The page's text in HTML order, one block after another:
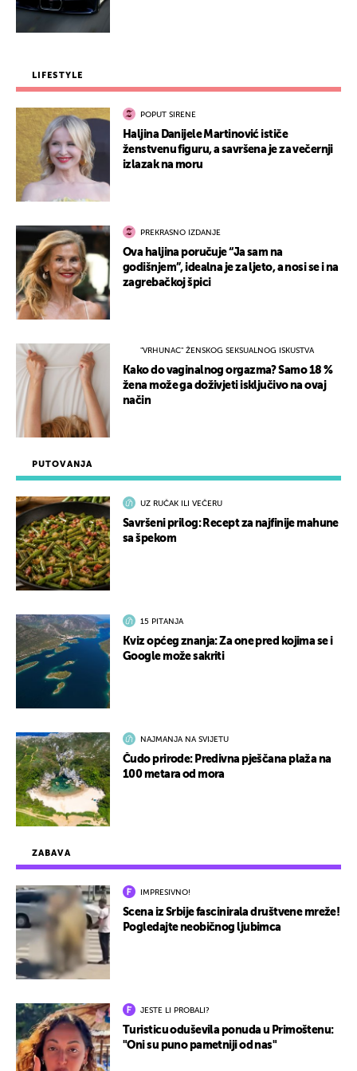
ZABAVA
IMPRESIVNO!
Scena iz Srbije fascinirala društvene mreže!
Pogledajte neobičnog ljubimca
JESTE LI PROBALI?
Turisticu oduševila ponuda u Primoštenu:
"Oni su puno pametniji od nas"
PUTOVANJA
UZ RUČAK ILI VEČERU
Savršeni prilog: Recept za najfinije mahune
sa špekom
15 PITANJA
Kviz općeg znanja: Za one pred kojima se i
Google može sakriti
NAJMANJA NA SVIJETU
Čudo prirode: Predivna pješčana plaža na
100 metara od mora
LIFESTYLE
POPUT SIRENE
Haljina Danijele Martinović ističe
ženstvenu figuru, a savršena je za večernji
izlazak na moru
PREKRASNO IZDANJE
Ova haljina poručuje “Ja sam na
godišnjem”, idealna je za ljeto, a nosi se i na
zagrebačkoj špici
"VRHUNAC" ŽENSKOG SEKSUALNOG ISKUSTVA
Kako do vaginalnog orgazma? Samo 18 %
žena može ga doživjeti isključivo na ovaj
način